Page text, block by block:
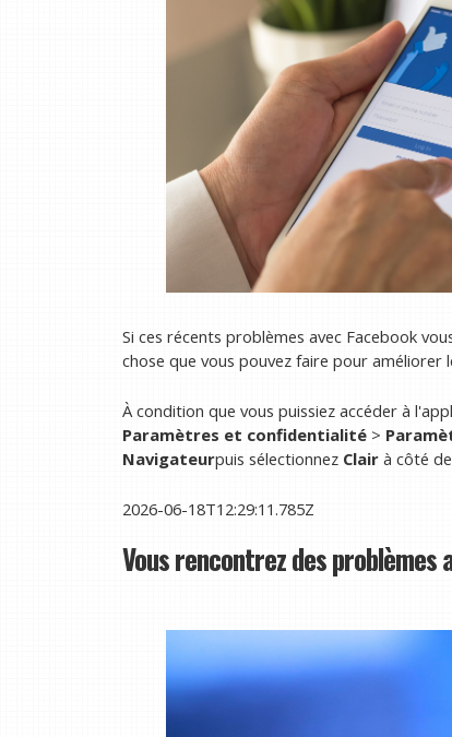
Si ces récents problèmes avec Facebook
chose que vous pouvez faire pour
À condition que vous puissiez accéder à
Paramètres et confidentialité >
Navigateurpuis sélectionnez Clair à côté
2026-06-18T12:29:11.785Z
Vous rencontrez des problèmes